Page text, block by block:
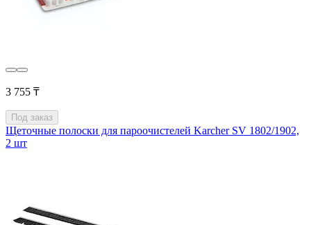
3 755 ₸
Под заказ
Щеточные полоски для пароочистелей Karcher SV 1802/1902,
2 шт